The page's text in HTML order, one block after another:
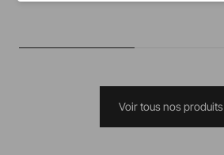
Voir tous nos produits